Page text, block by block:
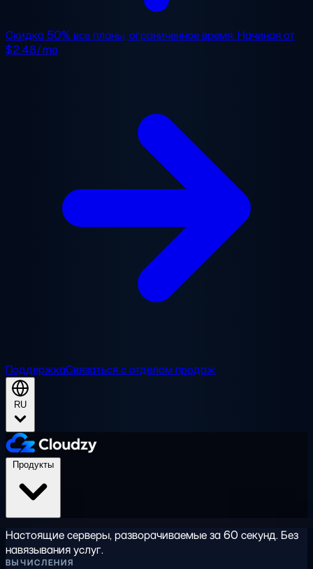
Скидка 50% все планы, ограниченное время. Начиная от
$2.48/mo
ПоддержкаСвязаться с отделом продаж
RU
Настоящие серверы, разворачиваемые за 60 секунд. Без
навязывания услуг.
ВЫЧИСЛЕНИЯ